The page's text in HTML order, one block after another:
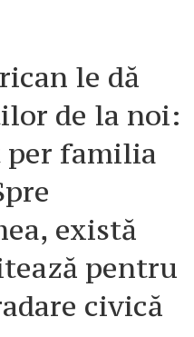
le dă
de la noi:
per familia
există
pentru
civică